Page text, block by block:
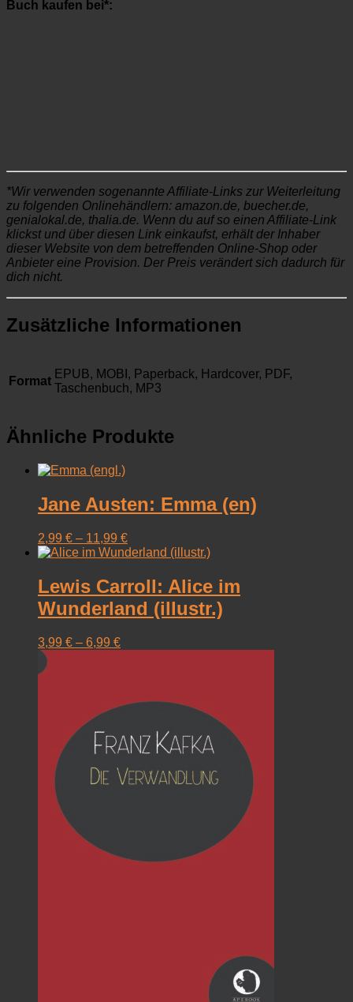
Buch kaufen bei*:
*Wir verwenden sogenannte Affiliate-Links zur Weiterleitung
zu folgenden Onlinehändlern: amazon.de, buecher.de,
genialokal.de, thalia.de. Wenn du auf so einen Affiliate-Link
klickst und über diesen Link einkaufst, erhält der Inhaber
dieser Website von dem betreffenden Online-Shop oder
Anbieter eine Provision. Der Preis verändert sich dadurch für
dich nicht.
Zusätzliche Informationen
Format
EPUB, MOBI, Paperback, Hardcover, PDF,
Taschenbuch, MP3
Ähnliche Produkte
Jane Austen: Emma (en)
2,99 € – 11,99 €
Lewis Carroll: Alice im
Wunderland (illustr.)
3,99 € – 6,99 €